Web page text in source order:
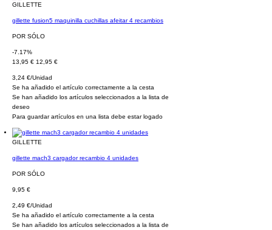
GILLETTE
gillette fusion5 maquinilla cuchillas afeitar 4 recambios
POR SÓLO
-7.17%
13,95 € 12,95 €
3,24 €/Unidad
Se ha añadido el artículo correctamente a la cesta
Se han añadido los artículos seleccionados a la lista de
deseo
Para guardar artículos en una lista debe estar logado
GILLETTE
gillette mach3 cargador recambio 4 unidades
POR SÓLO
9,95 €
2,49 €/Unidad
Se ha añadido el artículo correctamente a la cesta
Se han añadido los artículos seleccionados a la lista de